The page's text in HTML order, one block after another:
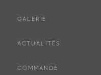
GALERIE
ACTUALITÉS
COMMANDE